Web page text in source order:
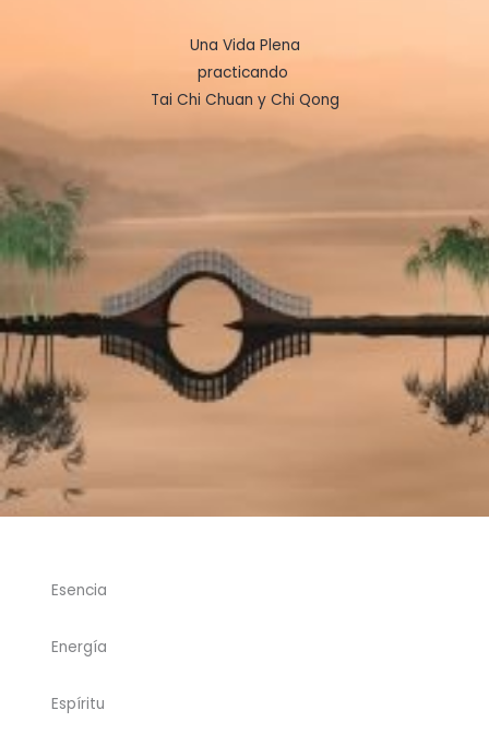
Una Vida Plena
practicando
Tai Chi Chuan y Chi Qong
Esencia
Energía
Espíritu